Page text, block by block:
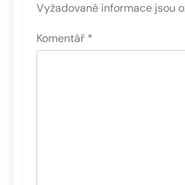
Vyžadované informace jsou
Komentář *